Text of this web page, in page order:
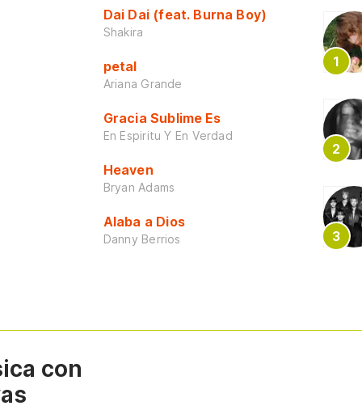
Dai Dai (feat. Burna Boy)
Shakira
petal
Ariana Grande
Gracia Sublime Es
En Espiritu Y En Verdad
Heaven
Bryan Adams
Alaba a Dios
Danny Berrios
con